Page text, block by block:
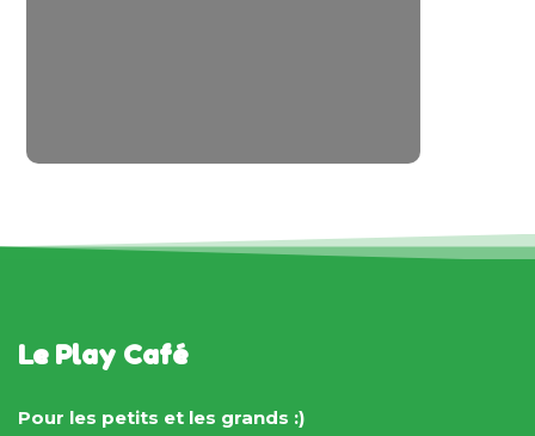
Le Play Café
Pour les petits et les grands :)